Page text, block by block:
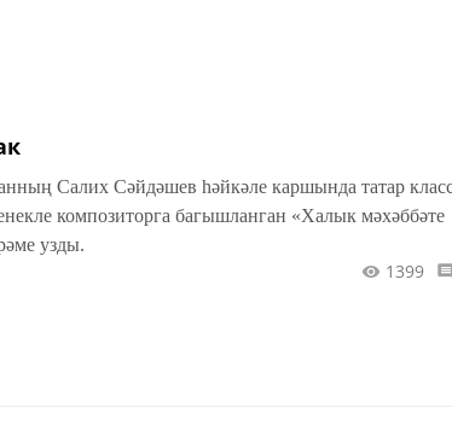
Салих Сәйдәшев һәйкәле каршында татар
композиторга багышланган «Халык мәхәббәте
узды.
1399